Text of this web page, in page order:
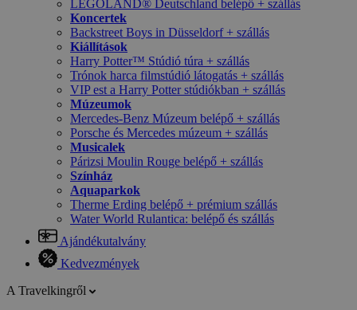
LEGOLAND® Deutschland belépő + szállás
Koncertek
Backstreet Boys in Düsseldorf + szállás
Kiállítások
Harry Potter™ Stúdió túra + szállás
Trónok harca filmstúdió látogatás + szállás
VIP est a Harry Potter stúdiókban + szállás
Múzeumok
Mercedes-Benz Múzeum belépő + szállás
Porsche és Mercedes múzeum + szállás
Musicalek
Párizsi Moulin Rouge belépő + szállás
Színház
Aquaparkok
Therme Erding belépő + prémium szállás
Water World Rulantica: belépő és szállás
Ajándékutalvány
Kedvezmények
A Travelkingről